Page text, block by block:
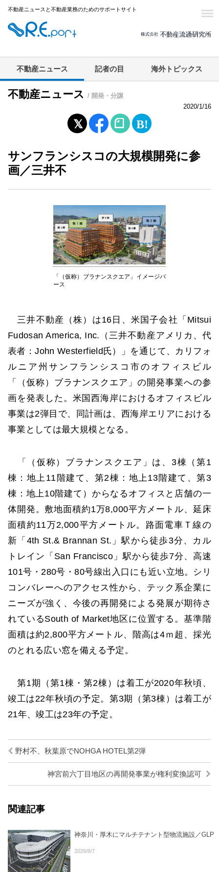
不動産ニュースと不動産業務のためのサポートサイト
不動産ニュース 記者の目 海外トピックス
不動産ニュース / 開発・分譲
2020/1/16
サンフランシスコの大規模開発に参
画／三井不
「（仮称）ブラナンスクエア」イメージパ
ース
三井不動産（株）は16日、米国子会社「Mitsui
Fudosan America, Inc.（三井不動産アメリカ、代
表者：John Westerfield氏）」を通じて、カリフォ
ルニア州サンフランシスコ市のオフィスビル
「（仮称）ブラナンスクエア」の開発事業への参
画を発表した。米国西海岸におけるオフィスビル
事業は2弾目で、同計画は、西海岸エリアにおける
事業としては最大規模となる。
「（仮称）ブラナンスクエア」は、3棟（第1
棟：地上11階建て、第2棟：地上13階建て、第3
棟：地上10階建て）からなるオフィスと店舗の一
体開発。敷地面積約1万8,000平方メートル、延床
面積約11万2,000平方メートル。路面電車Ｔ線の
新「4th St.& Brannan St.」駅から徒歩3分、カル
トレイン「San Francisco」駅から徒歩7分、高速
101号・280号・80号線出入口にも近い立地。シリ
コンバレーへのアクセス性から、テック系企業に
ニーズが強く、今後の再開発による発展が期待さ
れているSouth of Market地区に位置する。基準階
面積は約2,800平方メートル、階高は4ｍ超、採光
のとれる広い窓を備える予定。
第1期（第1棟・第2棟）は着工が2020年秋頃、
竣工は22年秋頃の予定。第3期（第3棟）は着工が
21年、竣工は23年の予定。
野村不、秋葉原でNOHGA HOTEL第2弾
神宮前六丁目地区の再開発事業が権利変換認可
関連記事
神奈川・厚木にマルチテナント型物流施設／GLP
2026/8/7